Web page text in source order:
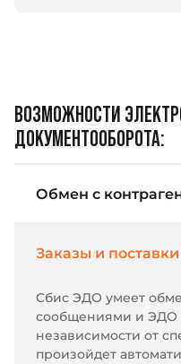
ВОЗМОЖНОСТИ
ДОКУМЕНТООБОРОТА:
Обмен с
Заказы и поставки
Сбис ЭДО умеет
сообщениями и ЭДО
независимости от
произойдет